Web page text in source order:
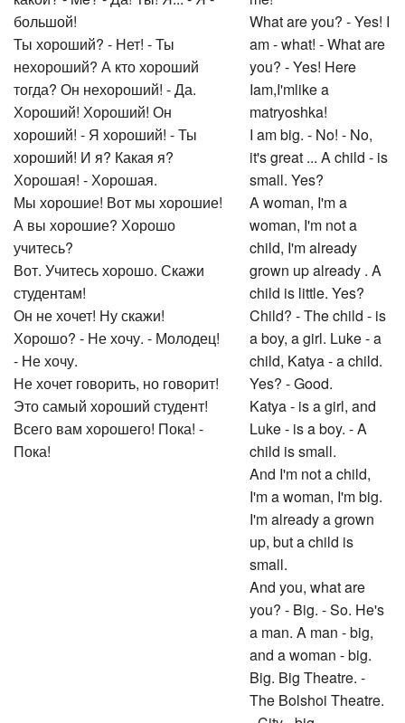
большой!
Ты хороший? - Нет! - Ты
нехороший? А кто хороший
тогда? Он нехороший! - Да.
Хороший! Хороший! Он
хороший! - Я хороший! - Ты
хороший! И я? Какая я?
Хорошая! - Хорошая.
Мы хорошие! Вот мы хорошие!
А вы хорошие? Хорошо
учитесь?
Вот. Учитесь хорошо. Скажи
студентам!
Он не хочет! Ну скажи!
Хорошо? - Не хочу. - Молодец!
- Не хочу.
Не хочет говорить, но говорит!
Это самый хороший студент!
Всего вам хорошего! Пока! -
Пока!
What are you? - Yes! I
am - what! - What are
you? - Yes! Here
Iam,I'mlike a
matryoshka!
I am big. - No! - No,
it's great ... A child - is
small. Yes?
A woman, I'm a
woman, I'm not a
child, I'm already
grown up already . A
child is little. Yes?
Child? - The child - is
a boy, a girl. Luke - a
child, Katya - a child.
Yes? - Good.
Katya - is a girl, and
Luke - is a boy. - A
child is small.
And I'm not a child,
I'm a woman, I'm big.
I'm already a grown
up, but a child is
small.
And you, what are
you? - Big. - So. He's
a man. A man - big,
and a woman - big.
Big. Big Theatre. -
The Bolshoi Theatre.